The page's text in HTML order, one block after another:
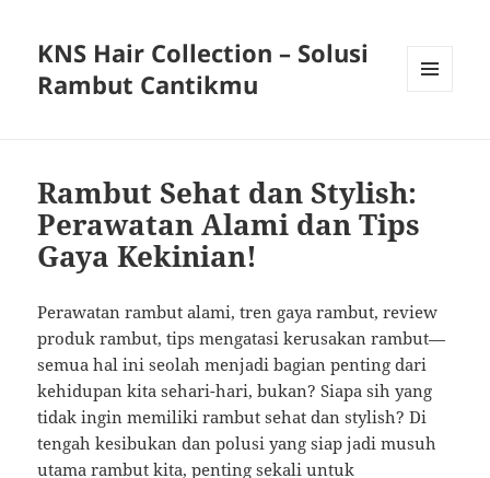
KNS Hair Collection – Solusi
Rambut Cantikmu
Rambut Sehat dan Stylish:
Perawatan Alami dan Tips
Gaya Kekinian!
Perawatan rambut alami, tren gaya rambut, review
produk rambut, tips mengatasi kerusakan rambut—
semua hal ini seolah menjadi bagian penting dari
kehidupan kita sehari-hari, bukan? Siapa sih yang
tidak ingin memiliki rambut sehat dan stylish? Di
tengah kesibukan dan polusi yang siap jadi musuh
utama rambut kita, penting sekali untuk